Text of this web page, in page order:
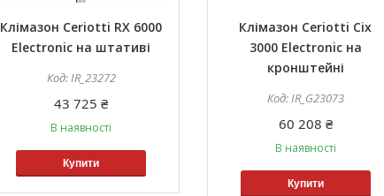
Клімазон Ceriotti RX 6000
Electronic на штативі
IR_23272
43 725 ₴
В наявності
Купити
Клімазон Ceriotti Cix
3000 Electronic на
кронштейні
IR_G23073
60 208 ₴
В наявності
Купити